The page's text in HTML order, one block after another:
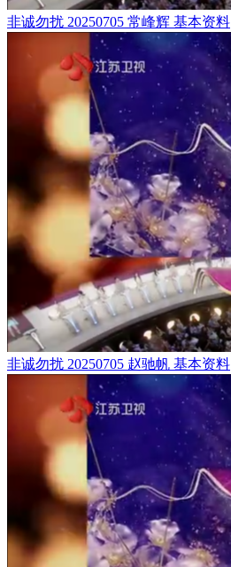
非诚勿扰 20250705 常峰辉 基本资料
非诚勿扰 20250705 赵驰帆 基本资料